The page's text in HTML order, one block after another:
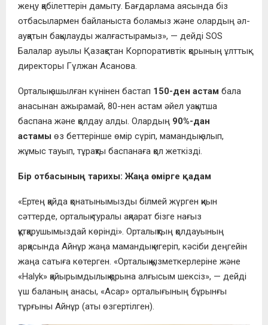
жеңу қабілеттерін дамыту. Бағдарлама аясында біз
отбасылармен байланыста боламыз және олардың әл-
ауқатын бақылауды жалғастырамыз», — дейді SOS
Балалар ауылы Қазақстан Корпоративтік қорының ұлттық
директоры Гүлжан Асанова.
Орталық ашылған күнінен бастап 150-ден астам бала
анасынан ажырамай, 80-нен астам әйел уақытша
баспана және қолдау алды. Олардың 90%-дан
астамы өз беттерінше өмір сүріп, мамандық алып,
жұмыс тауып, тұрақты баспанаға қол жеткізді.
Бір отбасының тарихы: Жаңа өмірге қадам
«Ертең қайда қонатынымызды білмей жүрген қиын
сәттерде, орталық туралы ақпарат бізге нағыз
құтқарушымыздай көрінді». Орталықтың қолдауының
арқасында Айнұр жаңа мамандық игеріп, кәсіби деңгейін
жаңа сатыға көтерген. «Орталық қызметкерлеріне және
«Halyk» қайырымдылық қорына алғысым шексіз», — дейді
үш баланың анасы, «Асар» орталығының бұрынғы
тұрғыны Айнұр (аты өзгертілген).